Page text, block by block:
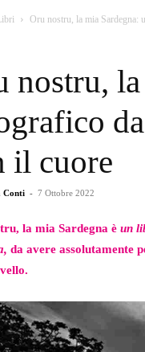
Oru nostru, la mia Sardegna:
nostru,
il cuore
Conti - 7 Ottobre 2022
la mia Sardegna è un
da avere assolutamente